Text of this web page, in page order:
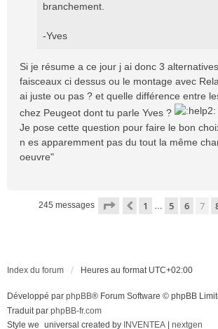
branchement.
-Yves
Si je résume a ce jour j ai donc 3
faisceaux ci dessus ou le montage avec
ai juste ou pas ? et quelle différence entre
chez Peugeot dont tu parle Yves ?
Je pose cette question pour faire le bon
n es apparemment pas du tout la même
oeuvre"
245 messages Page sur10
Précédente
1 … 5 6 7
Index du forum Heures au format UTC+02:00
Développé par phpBB® Forum Software © phpBB
Traduit par phpBB-fr.com
Style we_universal created by INVENTEA nextgen